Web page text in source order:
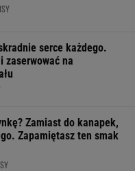
serce każdego.
zaserwować na
Zamiast do kanapek,
Zapamiętasz ten smak